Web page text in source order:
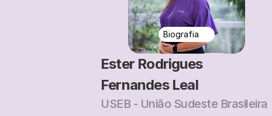
Biografia
Ester Rodrigues
Fernandes Leal
USEB - União Sudeste Brasileira